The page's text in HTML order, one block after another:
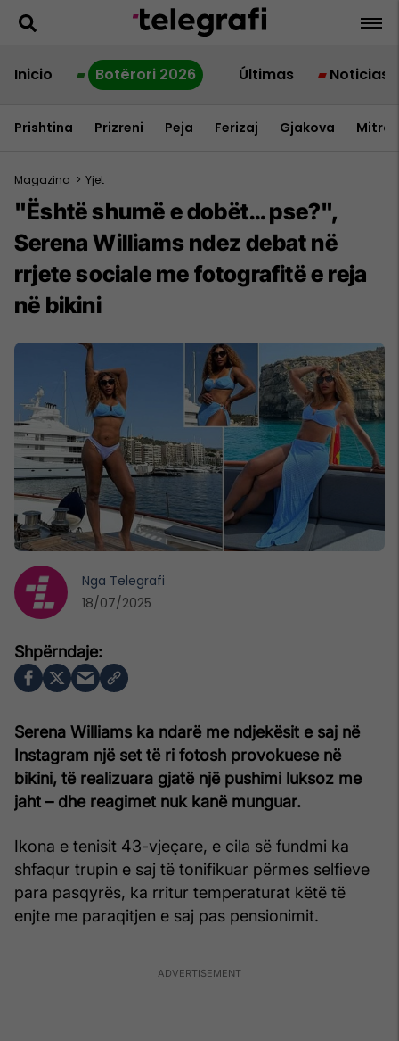
Inicio Botërori 2026 Últimas Noticias
Prishtina Prizreni Peja Ferizaj Gjakova
Magazina > Yjet
"Është shumë e dobët… pse?",
Serena Williams ndez debat në
rrjete sociale me fotografitë e reja
në bikini
Serena Williams ka ndarë me ndjekësit e saj në
Instagram një set të ri fotosh provokuese në
bikini, të realizuara gjatë një pushimi luksoz me
jaht – dhe reagimet nuk kanë munguar.
Ikona e tenisit 43-vjeçare, e cila së fundmi ka
shfaqur trupin e saj të tonifikuar përmes selfieve
para pasqyrës, ka rritur temperaturat këtë të
enjte me paraqitjen e saj pas pensionimit.
Nga Telegrafi
18/07/2025